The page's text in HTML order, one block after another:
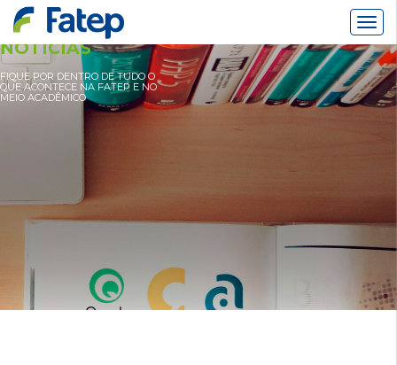
NOTÍCIAS
FIQUE POR DENTRO DE TUDO O
QUE ACONTECE NA FATEP E NO
MEIO ACADÊMICO